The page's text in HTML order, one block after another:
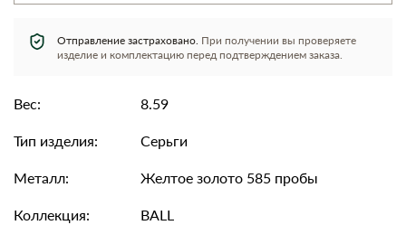
Отправление застраховано. При получении вы проверяете
изделие и комплектацию перед подтверждением заказа.
Вес:
8.59
Тип изделия:
Серьги
Металл:
Желтое золото 585 пробы
Коллекция:
BALL